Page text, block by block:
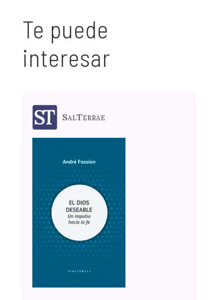
Te puede
interesar
SalTerrae